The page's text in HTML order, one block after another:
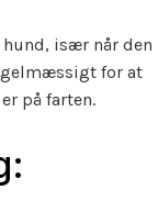
især når den
for at
på farten.